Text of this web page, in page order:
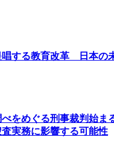
唱する教育改革 日本の
べをめぐる刑事裁判始
実務に影響する可能性